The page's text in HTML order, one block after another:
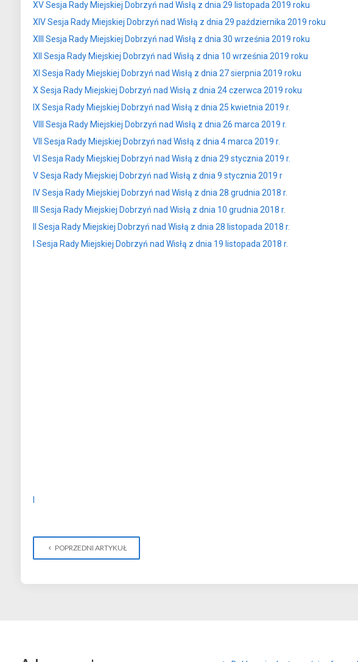
XV Sesja Rady Miejskiej Dobrzyń nad Wisłą z dnia 29 listopada 2019 roku
XIV Sesja Rady Miejskiej Dobrzyń nad Wisłą z dnia 29 października 2019 roku
XIII Sesja Rady Miejskiej Dobrzyń nad Wisłą z dnia 30 września 2019 roku
XII Sesja Rady Miejskiej Dobrzyń nad Wisłą z dnia 10 września 2019 roku
XI Sesja Rady Miejskiej Dobrzyń nad Wisłą z dnia 27 sierpnia 2019 roku
X Sesja Rady Miejskiej Dobrzyń nad Wisłą z dnia 24 czerwca 2019 roku
IX Sesja Rady Miejskiej Dobrzyń nad Wisłą z dnia 25 kwietnia 2019 r.
VIII Sesja Rady Miejskiej Dobrzyń nad Wisłą z dnia 26 marca 2019 r.
VII Sesja Rady Miejskiej Dobrzyń nad Wisłą z dnia 4 marca 2019 r.
VI Sesja Rady Miejskiej Dobrzyń nad Wisłą z dnia 29 stycznia 2019 r.
V Sesja Rady Miejskiej Dobrzyń nad Wisłą z dnia 9 stycznia 2019 r
IV Sesja Rady Miejskiej Dobrzyń nad Wisłą z dnia 28 grudnia 2018 r.
III Sesja Rady Miejskiej Dobrzyń nad Wisłą z dnia 10 grudnia 2018 r.
II Sesja Rady Miejskiej Dobrzyń nad Wisłą z dnia 28 listopada 2018 r.
I Sesja Rady Miejskiej Dobrzyń nad Wisłą z dnia 19 listopada 2018 r.
POPRZEDNI ARTYKUŁ